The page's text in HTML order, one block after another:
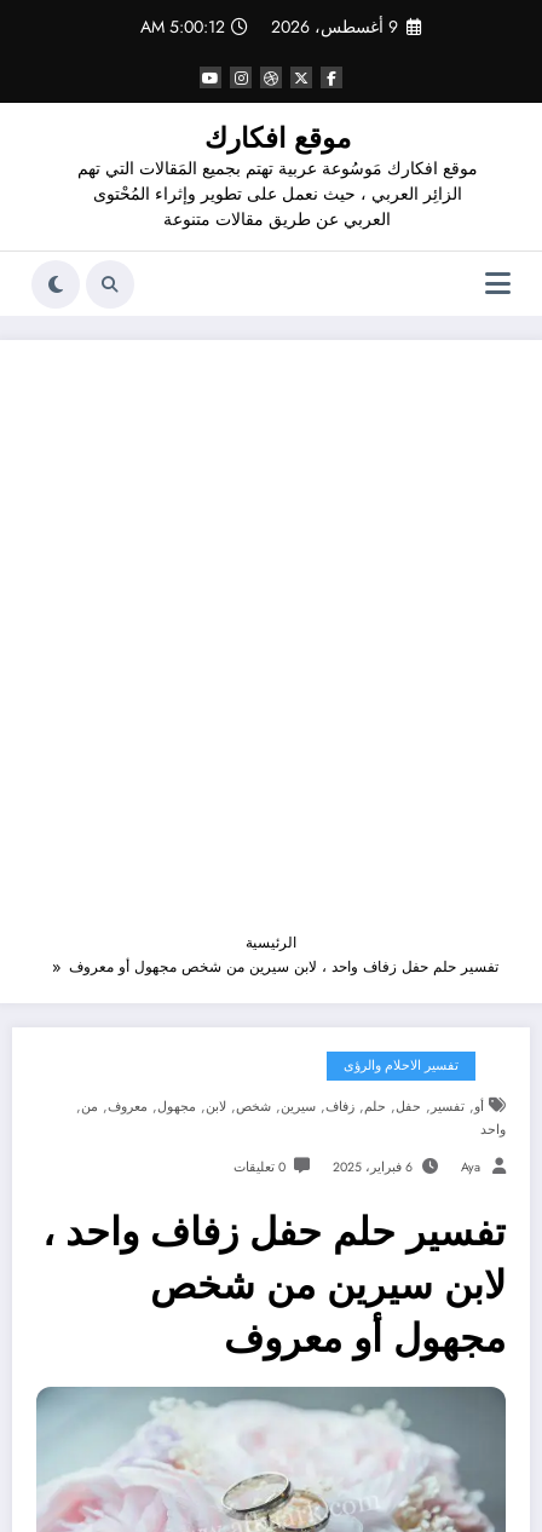
9 أغسطس، 2026 5:00:13 AM
موقع افكارك
موقع افكارك مَوسُوعة عربية تهتم بجميع المَقالات التي تهم
الزائِر العربي ، حيث نعمل على تطوير وإثراء المُحْتوى
العربي عن طريق مقالات متنوعة
الرئيسية
تفسير حلم حفل زفاف واحد ، لابن سيرين من شخص مجهول أو معروف
تفسير الاحلام والرؤى
أو, تفسير , حفل, حلم, زفاف, سيرين, شخص, لابن, مجهول, معروف, من,
واحد
Aya 6 فبراير، 2025 0 تعليقات
تفسير حلم حفل زفاف واحد ،
لابن سيرين من شخص
مجهول أو معروف